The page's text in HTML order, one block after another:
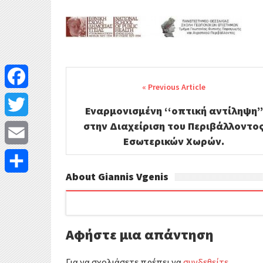
navigation
Εναρμονισμένη ‘‘οπτική αντίληψη’’
στην Διαχείριση του
Εσωτερικών Χωρών.
About Giannis Vgenis
Αφήστε μια απάντηση
F
a
c
e
b
o
o
T
w
i
t
t
e
E
m
a
i
l
Μ
ο
ι
ρ